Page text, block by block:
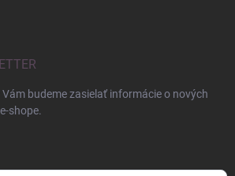
budeme zasielať informácie o nových
shope.